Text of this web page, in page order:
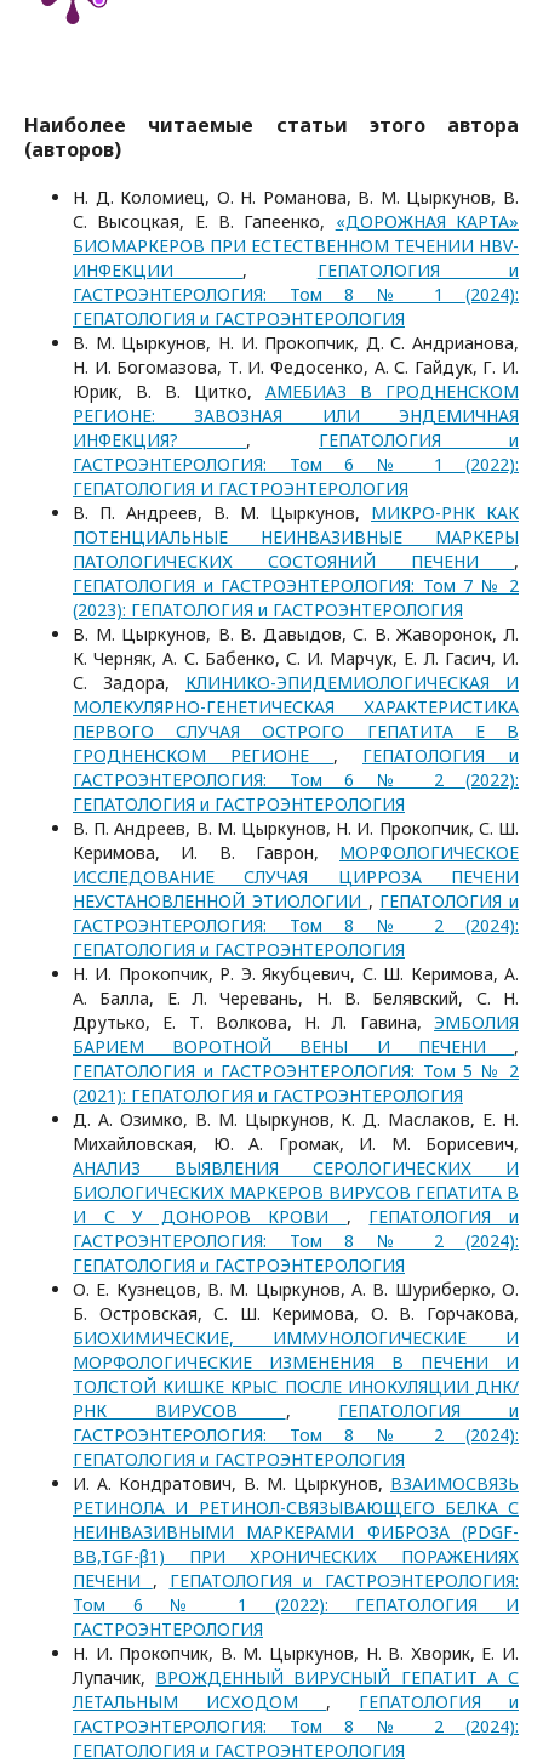
Наиболее читаемые статьи этого автора
(авторов)
Н. Д. Коломиец, О. Н. Романова, В. М. Цыркунов, В.
С. Высоцкая, Е. В. Гапеенко, «ДОРОЖНАЯ КАРТА»
БИОМАРКЕРОВ ПРИ ЕСТЕСТВЕННОМ ТЕЧЕНИИ HBV-
ИНФЕКЦИИ , ГЕПАТОЛОГИЯ и
ГАСТРОЭНТЕРОЛОГИЯ: Том 8 № 1 (2024):
ГЕПАТОЛОГИЯ и ГАСТРОЭНТЕРОЛОГИЯ
В. М. Цыркунов, Н. И. Прокопчик, Д. С. Андрианова,
Н. И. Богомазова, Т. И. Федосенко, А. С. Гайдук, Г. И.
Юрик, В. В. Цитко, АМЕБИАЗ В ГРОДНЕНСКОМ
РЕГИОНЕ: ЗАВОЗНАЯ ИЛИ ЭНДЕМИЧНАЯ
ИНФЕКЦИЯ? , ГЕПАТОЛОГИЯ и
ГАСТРОЭНТЕРОЛОГИЯ: Том 6 № 1 (2022):
ГЕПАТОЛОГИЯ И ГАСТРОЭНТЕРОЛОГИЯ
В. П. Андреев, В. М. Цыркунов, МИКРО-РНК КАК
ПОТЕНЦИАЛЬНЫЕ НЕИНВАЗИВНЫЕ МАРКЕРЫ
ПАТОЛОГИЧЕСКИХ СОСТОЯНИЙ ПЕЧЕНИ ,
ГЕПАТОЛОГИЯ и ГАСТРОЭНТЕРОЛОГИЯ: Том 7 № 2
(2023): ГЕПАТОЛОГИЯ и ГАСТРОЭНТЕРОЛОГИЯ
В. М. Цыркунов, В. В. Давыдов, С. В. Жаворонок, Л.
К. Черняк, А. С. Бабенко, С. И. Марчук, Е. Л. Гасич, И.
С. Задора, КЛИНИКО-ЭПИДЕМИОЛОГИЧЕСКАЯ И
МОЛЕКУЛЯРНО-ГЕНЕТИЧЕСКАЯ ХАРАКТЕРИСТИКА
ПЕРВОГО СЛУЧАЯ ОСТРОГО ГЕПАТИТА Е В
ГРОДНЕНСКОМ РЕГИОНЕ , ГЕПАТОЛОГИЯ и
ГАСТРОЭНТЕРОЛОГИЯ: Том 6 № 2 (2022):
ГЕПАТОЛОГИЯ и ГАСТРОЭНТЕРОЛОГИЯ
В. П. Андреев, В. М. Цыркунов, Н. И. Прокопчик, С. Ш.
Керимова, И. В. Гаврон, МОРФОЛОГИЧЕСКОЕ
ИССЛЕДОВАНИЕ СЛУЧАЯ ЦИРРОЗА ПЕЧЕНИ
НЕУСТАНОВЛЕННОЙ ЭТИОЛОГИИ , ГЕПАТОЛОГИЯ и
ГАСТРОЭНТЕРОЛОГИЯ: Том 8 № 2 (2024):
ГЕПАТОЛОГИЯ и ГАСТРОЭНТЕРОЛОГИЯ
Н. И. Прокопчик, Р. Э. Якубцевич, С. Ш. Керимова, А.
А. Балла, Е. Л. Черевань, Н. В. Белявский, С. Н.
Друтько, Е. Т. Волкова, Н. Л. Гавина, ЭМБОЛИЯ
БАРИЕМ ВОРОТНОЙ ВЕНЫ И ПЕЧЕНИ ,
ГЕПАТОЛОГИЯ и ГАСТРОЭНТЕРОЛОГИЯ: Том 5 № 2
(2021): ГЕПАТОЛОГИЯ и ГАСТРОЭНТЕРОЛОГИЯ
Д. А. Озимко, В. М. Цыркунов, К. Д. Маслаков, Е. Н.
Михайловская, Ю. А. Громак, И. М. Борисевич,
АНАЛИЗ ВЫЯВЛЕНИЯ СЕРОЛОГИЧЕСКИХ И
БИОЛОГИЧЕСКИХ МАРКЕРОВ ВИРУСОВ ГЕПАТИТА В
И С У ДОНОРОВ КРОВИ , ГЕПАТОЛОГИЯ и
ГАСТРОЭНТЕРОЛОГИЯ: Том 8 № 2 (2024):
ГЕПАТОЛОГИЯ и ГАСТРОЭНТЕРОЛОГИЯ
О. Е. Кузнецов, В. М. Цыркунов, А. В. Шуриберко, О.
Б. Островская, С. Ш. Керимова, О. В. Горчакова,
БИОХИМИЧЕСКИЕ, ИММУНОЛОГИЧЕСКИЕ И
МОРФОЛОГИЧЕСКИЕ ИЗМЕНЕНИЯ В ПЕЧЕНИ И
ТОЛСТОЙ КИШКЕ КРЫС ПОСЛЕ ИНОКУЛЯЦИИ ДНК/
РНК ВИРУСОВ , ГЕПАТОЛОГИЯ и
ГАСТРОЭНТЕРОЛОГИЯ: Том 8 № 2 (2024):
ГЕПАТОЛОГИЯ и ГАСТРОЭНТЕРОЛОГИЯ
И. А. Кондратович, В. М. Цыркунов, ВЗАИМОСВЯЗЬ
РЕТИНОЛА И РЕТИНОЛ-СВЯЗЫВАЮЩЕГО БЕЛКА С
НЕИНВАЗИВНЫМИ МАРКЕРАМИ ФИБРОЗА (PDGF-
BB,TGF-β1) ПРИ ХРОНИЧЕСКИХ ПОРАЖЕНИЯХ
ПЕЧЕНИ , ГЕПАТОЛОГИЯ и ГАСТРОЭНТЕРОЛОГИЯ:
Том 6 № 1 (2022): ГЕПАТОЛОГИЯ И
ГАСТРОЭНТЕРОЛОГИЯ
Н. И. Прокопчик, В. М. Цыркунов, Н. В. Хворик, Е. И.
Лупачик, ВРОЖДЕННЫЙ ВИРУСНЫЙ ГЕПАТИТ А С
ЛЕТАЛЬНЫМ ИСХОДОМ , ГЕПАТОЛОГИЯ и
ГАСТРОЭНТЕРОЛОГИЯ: Том 8 № 2 (2024):
ГЕПАТОЛОГИЯ и ГАСТРОЭНТЕРОЛОГИЯ